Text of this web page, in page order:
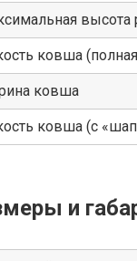
высота
ковша
ковша
ковша (с
и